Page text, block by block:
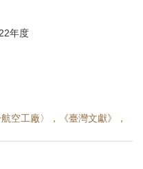
年度
空工廠〉，《臺灣文獻》，